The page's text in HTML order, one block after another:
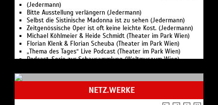
(Jedermann)
Bitte Ausstellung verlängern (Jedermann)
Selbst die Sistinische Madonna ist zu sehen (Jedermann)
Zeitgenössische Oper ist oft keine leichte Kost. (Jedermann)
Michael Köhlmeier & Heide Schmidt (Theater im Park Wien)
Florian Klenk & Florian Scheuba (Theater im Park Wien)
„Thema des Tages“ Live Podcast (Theater im Park Wien)
Podcast-Serie zur Schausammlung (Weltmuseum Wien)
NETZ.WERKE